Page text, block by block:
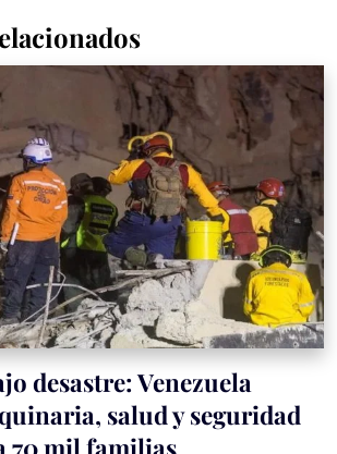
desastre: Venezuela
salud y seguridad